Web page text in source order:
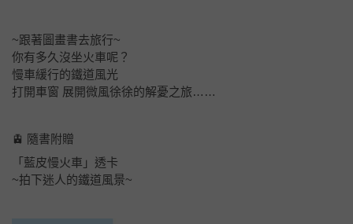
~跟著圖畫書去旅行~
你有多久沒坐火車呢？
慢車緩行的鐵道風光
打開車窗 展開微風徐徐的解憂之旅……
🚊 隨書附贈
「藍皮慢火車」透卡
~拍下迷人的鐵道風景~